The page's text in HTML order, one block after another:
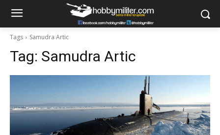
Tags Samudra Artic
Tag: Samudra Artic